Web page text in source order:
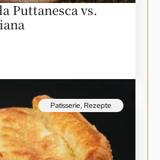
Puttanesca vs.
Patisserie, Rezepte